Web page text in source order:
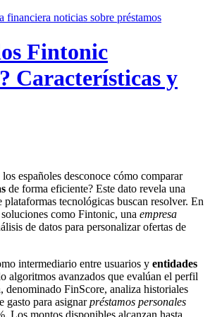
financiera noticias sobre préstamos
Fintonic
Características y
los españoles desconoce cómo comparar
de forma eficiente? Este dato revela una
tecnológicas buscan resolver. En
como Fintonic, una empresa
de datos para personalizar ofertas de
intermediario entre usuarios y entidades
algoritmos avanzados que evalúan el perfil
denominado FinScore, analiza historiales
gasto para asignarpréstamos personales
Los montos disponibles alcanzan hasta